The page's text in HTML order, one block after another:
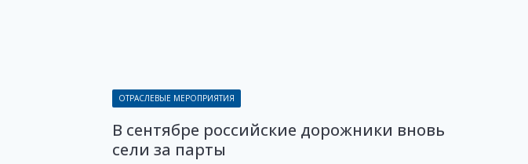
ОТРАСЛЕВЫЕ МЕРОПРИЯТИЯ
В сентябре российские дорожники вновь
сели за парты